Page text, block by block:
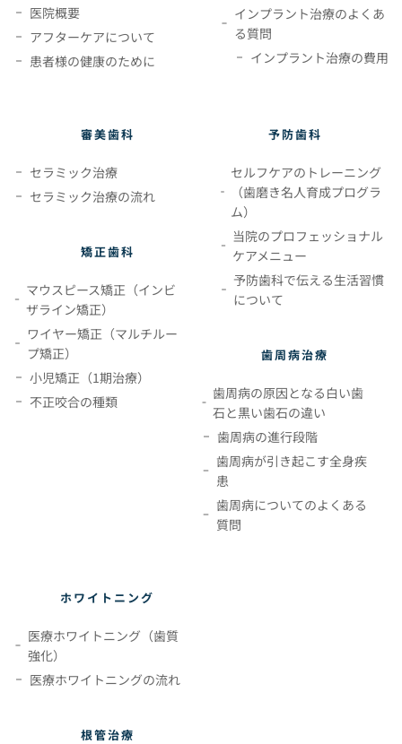
医院概要
アフターケアについて
患者様の健康のために
インプラント治療のよくあ
る質問
インプラント治療の費用
審美歯科
セラミック治療
セラミック治療の流れ
矯正歯科
マウスピース矯正（インビ
ザライン矯正）
ワイヤー矯正（マルチルー
プ矯正）
小児矯正（1期治療）
不正咬合の種類
予防歯科
セルフケアのトレーニング
（歯磨き名人育成プログラ
ム）
当院のプロフェッショナル
ケアメニュー
予防歯科で伝える生活習慣
について
歯周病治療
歯周病の原因となる白い歯
石と黒い歯石の違い
歯周病の進行段階
歯周病が引き起こす全身疾
患
歯周病についてのよくある
質問
ホワイトニング
医療ホワイトニング（歯質
強化）
医療ホワイトニングの流れ
根管治療